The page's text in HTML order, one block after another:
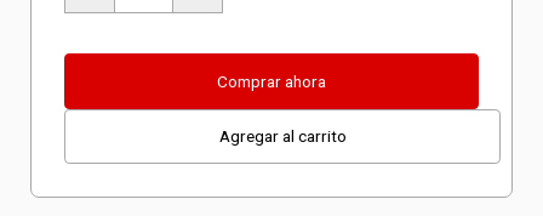
De
Tubos
Comprar ahora
Agregar al carrito